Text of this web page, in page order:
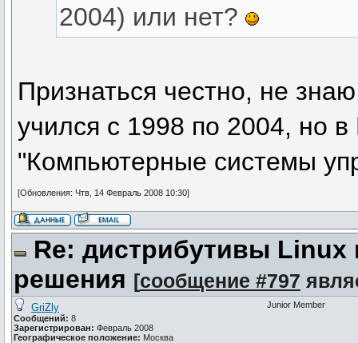
2004) или нет?
Признаться честно, не
учился с 1998 по 2004, но
"Компьютерные системы
[Обновления: Чтв, 14 Февраль 2008 10:30]
Re: дистрибутивы Linux
решения [сообщение #797
GriZly
Сообщений: 8
Зарегистрирован: Февраль 2008
Географическое положение: Москва
Junior Member